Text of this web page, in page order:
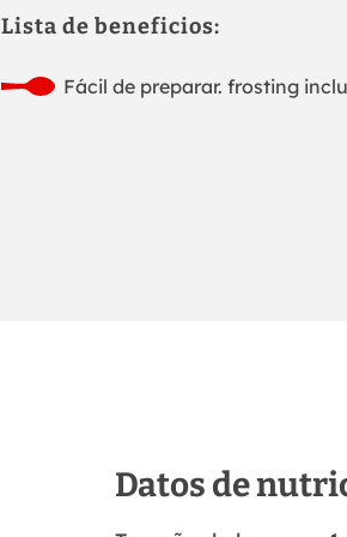
Lista de beneficios:
Fácil de preparar. frosting
Datos de